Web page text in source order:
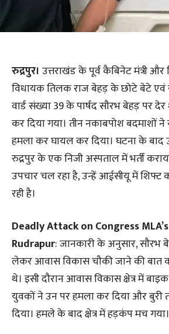
रुद्रपुर। उत्तराखंड के पूर्व कैबिनेट मंत्री
विधायक तिलक राज बेहड़ के छोटे बेटे एवं
वार्ड संख्या 39 के पार्षद सौरभ बेहड़ पर
कर दिया गया। तीन नकाबपोश बदमाशों
हमला कर घायल कर दिया। घटना के
रुद्रपुर के एक निजी अस्पताल में भर्ती
उपचार चल रहा है, उन्हें आईसीयू में शिफ्ट
रही है।
Deadly Attack on Congress
Rudrapur: जानकारी के अनुसार, सौरभ
लेकर आवास विकास चौकी जाने की
थे। इसी दौरान आवास विकास क्षेत्र में
युवकों ने उन पर हमला कर दिया और बुरी
दिया। हमले के बाद क्षेत्र में हड़कंप मच गया।